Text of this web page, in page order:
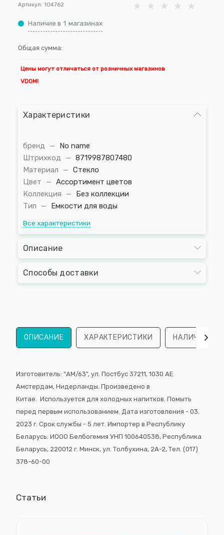
Артикул: 104762
Наличие в 1 магазинах
Общая сумма:
Цены могут отличаться от розничных магазинов
VDOM!
Характеристики
бренд —
No name
Штрихкод
— 8719987807480
Материал
— Стекло
Цвет
— Ассортимент цветов
Коллекция
—
Без коллекции
Тип
— Емкости для воды
Все характеристики
Описание
Способы доставки
ОПИСАНИЕ ХАРАКТЕРИСТИКИ НАЛИЧИЕ
Изготовитель: "AM/63", ул. Постбус 37211, 1030 AE
Амстердам, Нидерланды. Произведено в
Китае. Используется для холодных напитков. Помыть
перед первым использованием. Дата изготовления - 03.
2023 г. Срок службы - 5 лет. Импортер в Республику
Беларусь: ИООО Белбогемия УНП 100640538, Республика
Беларусь, 220012 г. Минск, ул. Толбухина, 2A-2, Тел. (017)
378-60-00
Статьи